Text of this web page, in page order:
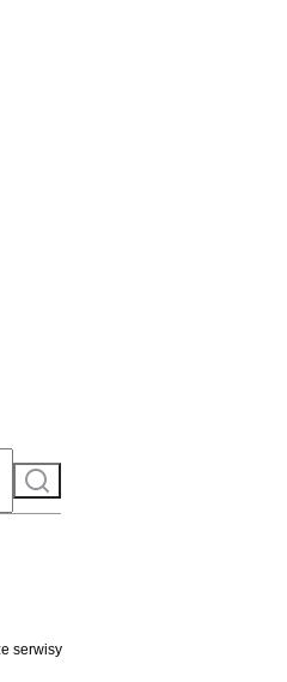
karcie
Szukaj
serwisu
karcie
się w nowej karcie
serwisy